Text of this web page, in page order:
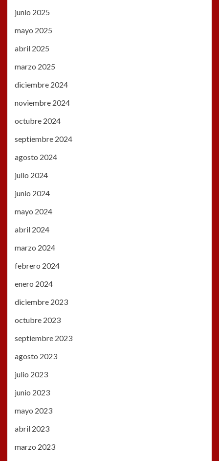
junio 2025
mayo 2025
abril 2025
marzo 2025
diciembre 2024
noviembre 2024
octubre 2024
septiembre 2024
agosto 2024
julio 2024
junio 2024
mayo 2024
abril 2024
marzo 2024
febrero 2024
enero 2024
diciembre 2023
octubre 2023
septiembre 2023
agosto 2023
julio 2023
junio 2023
mayo 2023
abril 2023
marzo 2023